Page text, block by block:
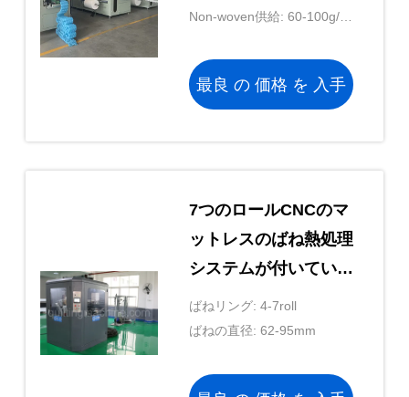
Non-woven供給: 60-100g/m
最良 の 価格 を 入手
7つのロールCNCのマ
ットレスのばね熱処理
システムが付いている
巻く機械セリウム
ばねリング: 4-7roll
ばねの直径: 62-95mm